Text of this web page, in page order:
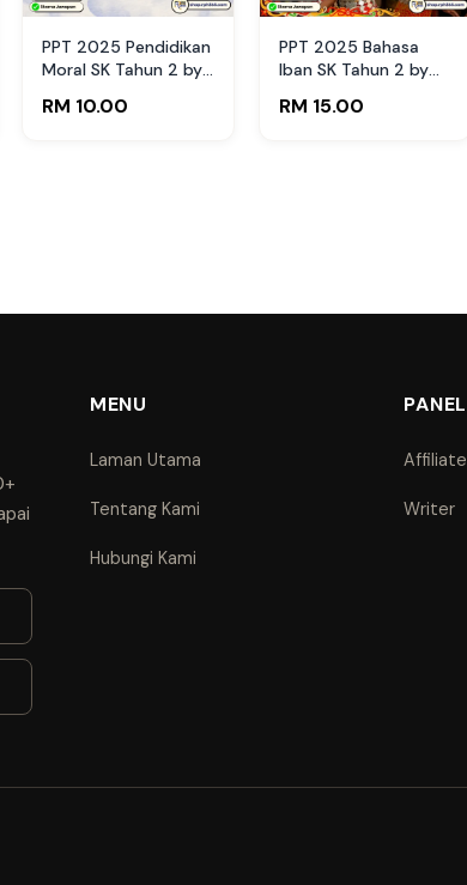
PPT 2025 Pendidikan
Moral SK Tahun 2 by
Guru)
RM 10.00
PPT 2025 Bahasa
Iban SK Tahun 2 by
Guru)
RM 15.00
MENU
Laman Utama
Tentang Kami
Hubungi Kami
PANEL
Affiliate
Writer